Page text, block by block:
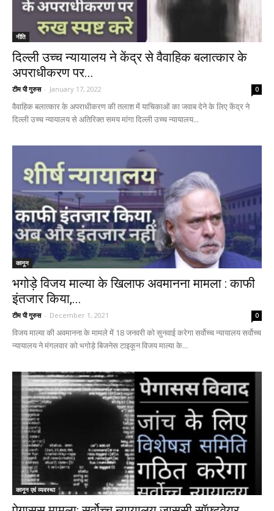
नीति
दिल्ली उच्च न्यायालय ने केंद्र से वैवाहिक बलात्कार के
अपराधीकरण पर...
टीम पी गुरुस - January 17, 2022 0
वैवाहिक बलात्कार के अपराधीकरण की तलाश में याचिकाओं का जवाब देने के लिए केंद्र ने
दिल्ली उच्च न्यायालय से अतिरिक्त समय मांगा दिल्ली उच्च न्यायालय...
कानून
भगोड़े विजय माल्या के खिलाफ अवमानना मामला : काफी
इंतजार किया,...
टीम पी गुरुस - December 1, 2021 0
विजय माल्या की अवमानना ​​के मामले में 18 जनवरी को सुनवाई करेगा सर्वोच्च न्यायालय सर्वोच्च
न्यायालय ने मंगलवार को भगोड़े बिजनेस टाइकून विजय माल्या के...
कानून एवं व्यवस्था